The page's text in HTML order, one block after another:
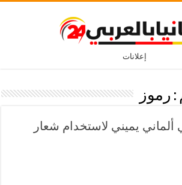
إعلانات
: رموز
يميني لاستخدام شعار